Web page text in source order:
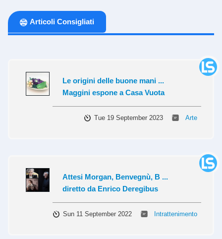
Articoli Consigliati
Le origini delle buone mani ...
Maggini espone a Casa Vuota
Tue 19 September 2023 Arte
Attesi Morgan, Benvegnù, B ...
diretto da Enrico Deregibus
Sun 11 September 2022 Intrattenimento